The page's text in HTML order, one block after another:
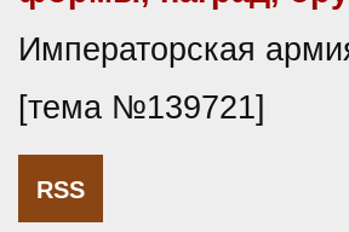
Императорская
[тема №139721]
RSS